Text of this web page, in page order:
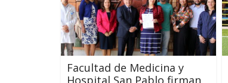
Facultad de Medicina y
Hospital San Pablo firman